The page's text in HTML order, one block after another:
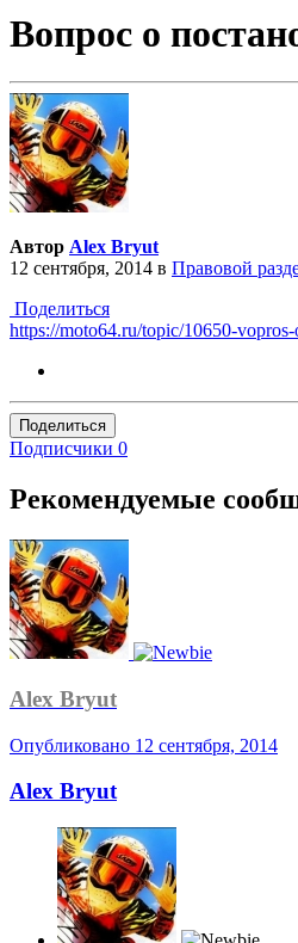
Вопрос о
Автор Alex Bryut
12 сентября, 2014 в Правовой
Поделиться
https://moto64.ru/topic/10650-
Поделиться
Подписчики 0
Рекомендуемые
Alex Bryut
Опубликовано 12 сентября, 2014
Alex Bryut